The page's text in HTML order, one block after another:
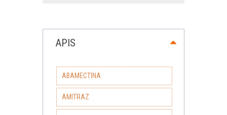
APIS
ABAMECTINA
AMITRAZ